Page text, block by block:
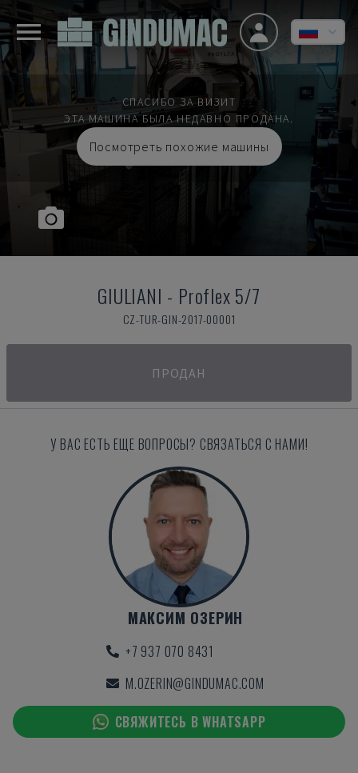
СПАСИБО ЗА ВИЗИТ
ЭТА МАШИНА БЫЛА НЕДАВНО ПРОДАНА.
Посмотреть похожие машины
GIULIANI - Proflex 5/7
CZ-TUR-GIN-2017-00001
ПРОДАН
У ВАС ЕСТЬ ЕЩЕ ВОПРОСЫ? СВЯЗАТЬСЯ С НАМИ!
МАКСИМ ОЗЕРИН
+7 937 070 8431
M.OZERIN@GINDUMAC.COM
СВЯЖИТЕСЬ В WHATSAPP